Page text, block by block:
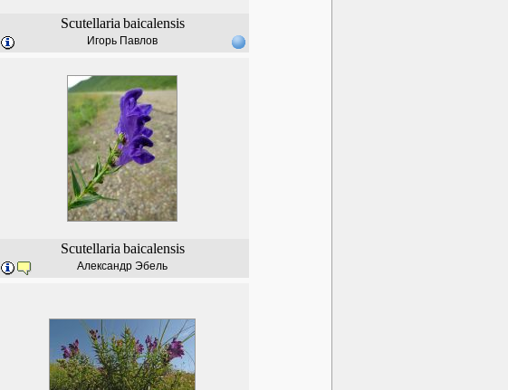
Scutellaria baicalensis
Игорь Павлов
Scutellaria baicalensis
Александр Эбель